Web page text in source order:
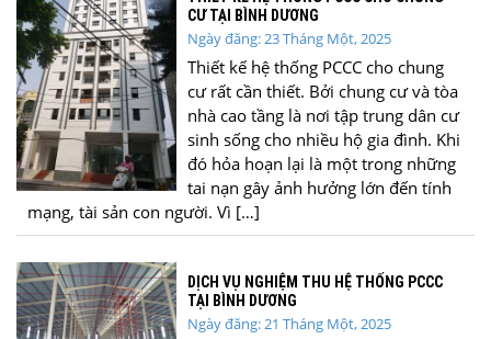
CƯ TẠI BÌNH DƯƠNG
Ngày đăng: 23 Tháng Một, 2025
Thiết kế hệ thống PCCC cho chung
cư rất cần thiết. Bởi chung cư và tòa
nhà cao tầng là nơi tập trung dân cư
sinh sống cho nhiều hộ gia đình. Khi
đó hỏa hoạn lại là một trong những
tai nạn gây ảnh hưởng lớn đến tính
mạng, tài sản con người. Vì […]
DỊCH VỤ NGHIỆM THU HỆ THỐNG PCCC
TẠI BÌNH DƯƠNG
Ngày đăng: 21 Tháng Một, 2025